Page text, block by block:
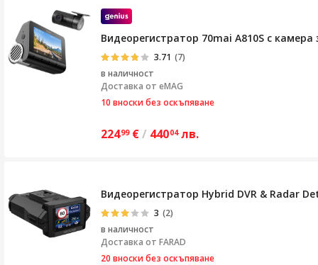
Видеорегистратор 70mai A810S с
3.71 (7)
в наличност
Доставка от eMAG
10 вноски без оскъпяване
22499 €/ 44004 лв.
Видеорегистратор Hybrid DVR & Radar
3 (2)
в наличност
Доставка от FARAD
20 вноски без оскъпяване